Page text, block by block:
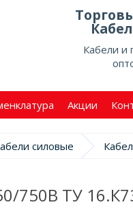
Кабели и
Акции
силовые
750В ТУ